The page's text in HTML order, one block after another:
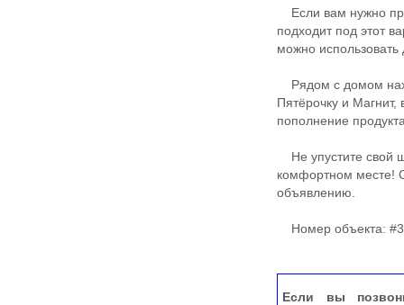
Если вам нужно
подходит под этот
можно
Рядом с домом
Пятёрочку и
пополнение
Не упустите свой
комфортном месте!
объявлению.
Номер объекта:
Если вы